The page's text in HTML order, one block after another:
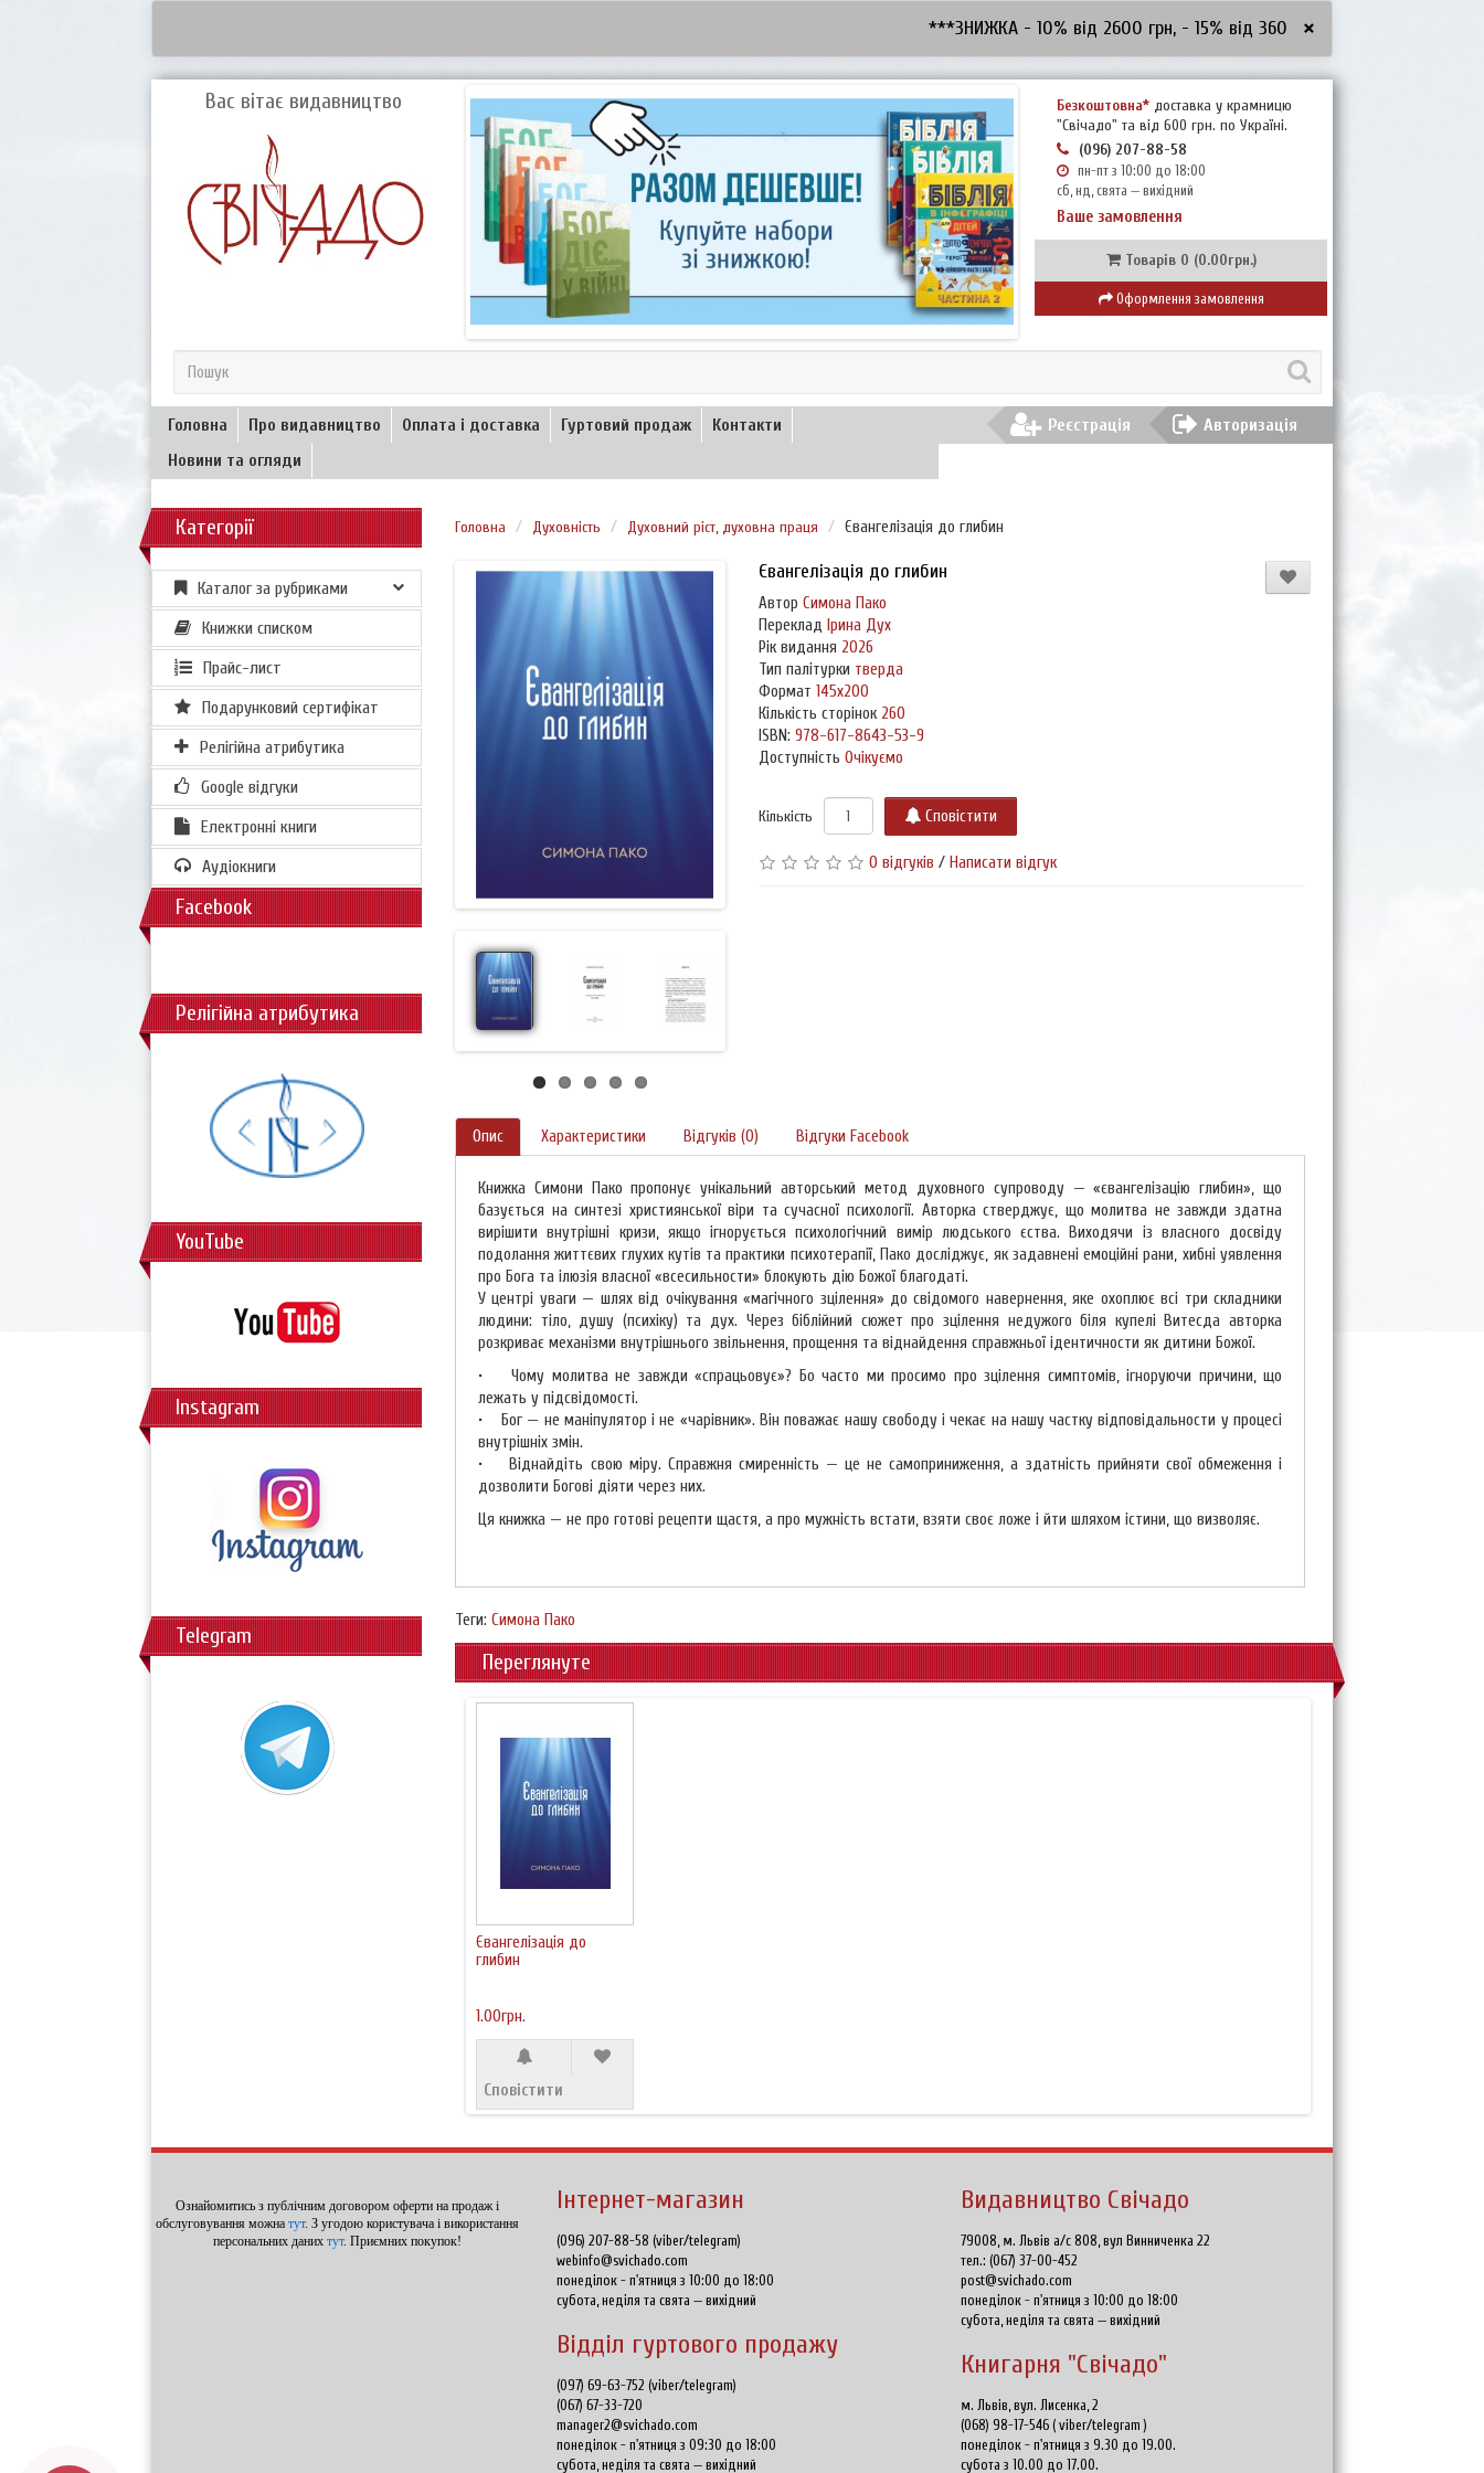
***ЗНИЖКА - 10% від 2600 грн, - 15% від 3600 грн, - 20% від 5000 грн
×
Вас вітає видавництво Безкоштовна* доставка у крамницю
"Свічадо" та від 600 грн. по Україні.
(096) 207-88-58
пн-пт з 10:00 до 18:00
сб, нд, свята — вихідний
Ваше замовлення
Товарів 0 (0.00грн.)
Оформлення замовлення
Головна Про видавництво Оплата і доставка Гуртовий продаж
Контакти
Новини та огляди
Реєстрація Авторизація
Категорії
Каталог за рубриками
Книжки списком
Прайс-лист
Подарунковий сертифікат
Релігійна атрибутика
Google відгуки
Електронні книги
Аудіокниги
Facebook
Релігійна атрибутика
YouTube
Instagram
Telegram
Головна Духовність Духовний ріст, духовна праця Євангелізація до глибин
Євангелізація до глибин
Автор Симона Пако
Переклад Ірина Дух
Рік видання 2026
Тип палітурки тверда
Формат 145х200
Кількість сторінок260
ISBN: 978-617-8643-53-9
Доступність Очікуємо
Кількість Сповістити
0 відгуків / Написати відгук
Опис Характеристики Відгуків (0) Відгуки Facebook
Книжка Симони Пако пропонує унікальний авторський метод духовного супроводу — «євангелізацію глибин», що
базується на синтезі християнської віри та сучасної психології. Авторка стверджує, що молитва не завжди здатна
вирішити внутрішні кризи, якщо ігнорується психологічний вимір людського єства. Виходячи із власного досвіду
подолання життєвих глухих кутів та практики психотерапії, Пако досліджує, як задавнені емоційні рани, хибні уявлення
про Бога та ілюзія власної «всесильности» блокують дію Божої благодаті.
У центрі уваги — шлях від очікування «магічного зцілення» до свідомого навернення, яке охоплює всі три складники
людини: тіло, душу (психіку) та дух. Через біблійний сюжет про зцілення недужого біля купелі Витесда авторка
розкриває механізми внутрішнього звільнення, прощення та віднайдення справжньої ідентичности як дитини Божої.
• Чому молитва не завжди «спрацьовує»? Бо часто ми просимо про зцілення симптомів, ігноруючи причини, що
лежать у підсвідомості.
• Бог — не маніпулятор і не «чарівник». Він поважає нашу свободу і чекає на нашу частку відповідальности у процесі
внутрішніх змін.
• Віднайдіть свою міру. Справжня смиренність — це не самоприниження, а здатність прийняти свої обмеження і
дозволити Богові діяти через них.
Ця книжка — не про готові рецепти щастя, а про мужність встати, взяти своє ложе і йти шляхом істини, що визволяє.
Теги: Симона Пако
Переглянуте
Євангелізація до
глибин
1.00грн.
Сповістити
Ознайомитись з публічним договором оферти на продаж і
обслуговування можна тут. З угодою користувача і використання
персональних даних тут. Приємних покупок!
Інтернет-магазин
(096) 207-88-58 (viber/telegram)
webinfo@svichado.com
понеділок - п'ятниця з 10:00 до 18:00
субота, неділя та свята — вихідний
Відділ гуртового продажу
(097) 69-63-752 (viber/telegram)
(067) 67-33-720
manager2@svichado.com
понеділок - п'ятниця з 09:30 до 18:00
субота, неділя та свята — вихідний
Видавництво Свічадо
79008, м. Львів а/с 808, вул Винниченка 22
тел.:(067) 37-00-452
post@svichado.com
понеділок - п'ятниця з 10:00 до 18:00
субота, неділя та свята — вихідний
Книгарня "Свічадо"
м. Львів, вул. Лисенка, 2
(068) 98-17-546( viber/telegram)
понеділок - п'ятниця з 9.30 до 19.00.
субота з 10.00 до 17.00.